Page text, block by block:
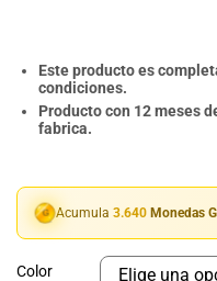
Este producto es
condiciones.
Producto con 12 meses
fabrica.
Acumula 3.640 Monedas
Color